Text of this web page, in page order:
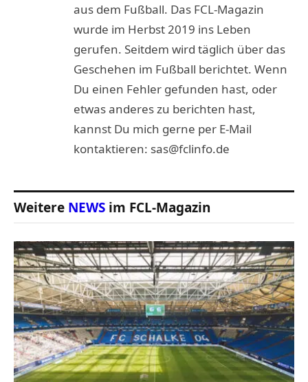
aus dem Fußball. Das FCL-Magazin
wurde im Herbst 2019 ins Leben
gerufen. Seitdem wird täglich über das
Geschehen im Fußball berichtet. Wenn
Du einen Fehler gefunden hast, oder
etwas anderes zu berichten hast,
kannst Du mich gerne per E-Mail
kontaktieren: sas@fclinfo.de
Weitere NEWS im FCL-Magazin